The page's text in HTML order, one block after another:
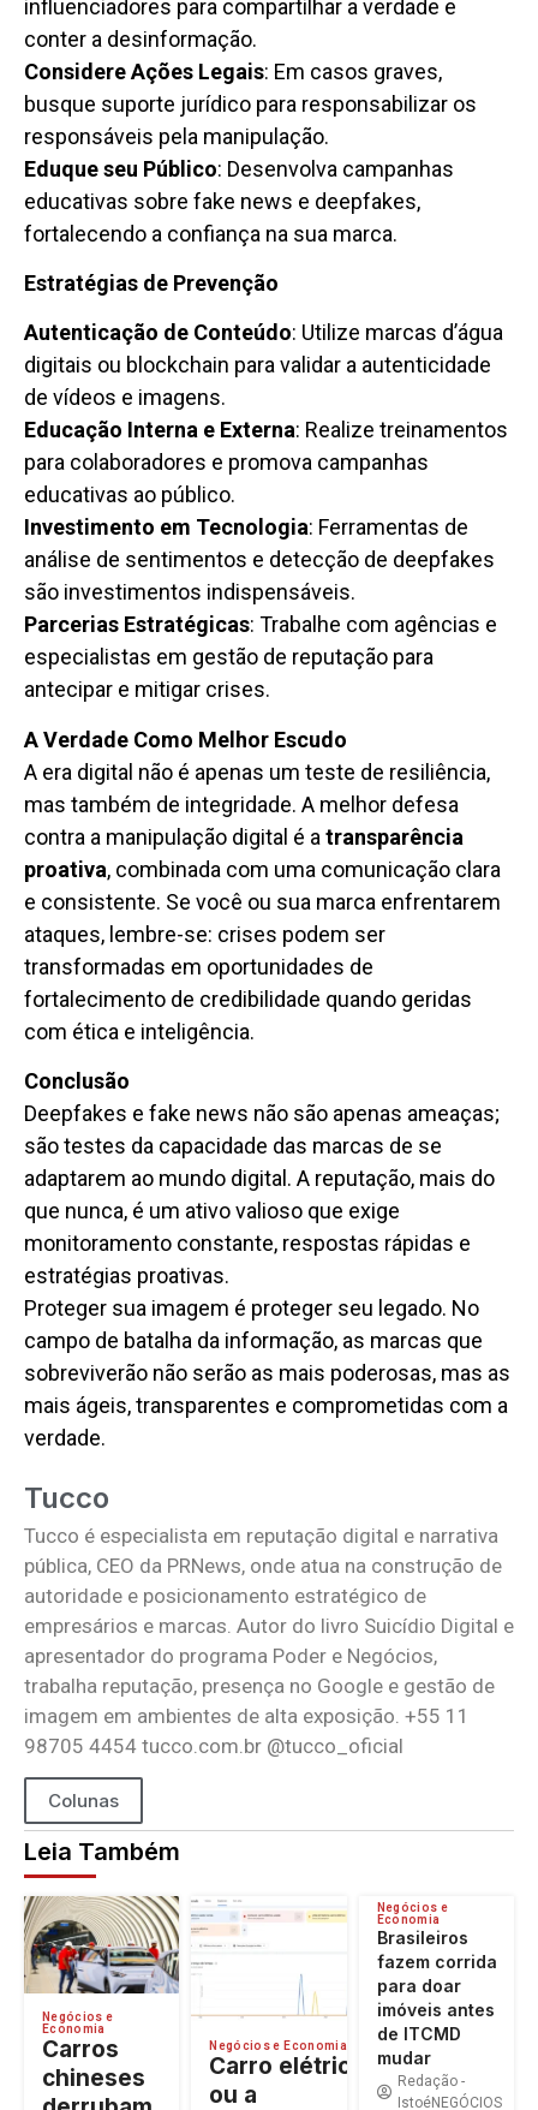
influenciadores para compartilhar a verdade e
conter a desinformação.
Considere Ações Legais: Em casos graves,
busque suporte jurídico para responsabilizar os
responsáveis pela manipulação.
Eduque seu Público: Desenvolva campanhas
educativas sobre fake news e deepfakes,
fortalecendo a confiança na sua marca.
Estratégias de Prevenção
Autenticação de Conteúdo: Utilize marcas d’água
digitais ou blockchain para validar a autenticidade
de vídeos e imagens.
Educação Interna e Externa: Realize treinamentos
para colaboradores e promova campanhas
educativas ao público.
Investimento em Tecnologia: Ferramentas de
análise de sentimentos e detecção de deepfakes
são investimentos indispensáveis.
Parcerias Estratégicas: Trabalhe com agências e
especialistas em gestão de reputação para
antecipar e mitigar crises.
A Verdade Como Melhor Escudo
A era digital não é apenas um teste de resiliência,
mas também de integridade. A melhor defesa
contra a manipulação digital é a transparência
proativa, combinada com uma comunicação clara
e consistente. Se você ou sua marca enfrentarem
ataques, lembre-se: crises podem ser
transformadas em oportunidades de
fortalecimento de credibilidade quando geridas
com ética e inteligência.
Conclusão
Deepfakes e fake news não são apenas ameaças;
são testes da capacidade das marcas de se
adaptarem ao mundo digital. A reputação, mais do
que nunca, é um ativo valioso que exige
monitoramento constante, respostas rápidas e
estratégias proativas.
Proteger sua imagem é proteger seu legado. No
campo de batalha da informação, as marcas que
sobreviverão não serão as mais poderosas, mas as
mais ágeis, transparentes e comprometidas com a
verdade.
Tucco
Tucco é especialista em reputação digital e narrativa
pública, CEO da PRNews, onde atua na construção de
autoridade e posicionamento estratégico de
empresários e marcas. Autor do livro Suicídio Digital e
apresentador do programa Poder e Negócios,
trabalha reputação, presença no Google e gestão de
imagem em ambientes de alta exposição. +55 11
98705 4454 tucco.com.br @tucco_oficial
Colunas
Leia Também
Negócios e
Economia
Carros
chineses
Negócios e Economia
Carro elétrico
ou a
Negócios e
Economia
Brasileiros
fazem corrida
para doar
imóveis antes
de ITCMD
mudar
Redação -
IstoéNEGÓCIOS